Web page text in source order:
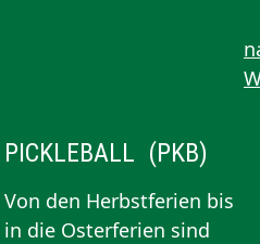
PICKLEBALL (PKB)
Von den Herbstferien bis
in die Osterferien sind